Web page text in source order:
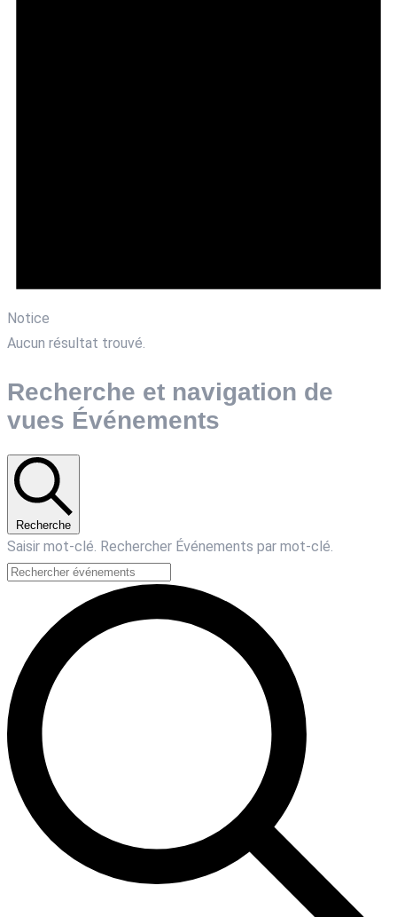
Notice
Aucun résultat trouvé.
Recherche et navigation de
vues Événements
Recherche
Saisir mot-clé. Rechercher Événements par mot-clé.